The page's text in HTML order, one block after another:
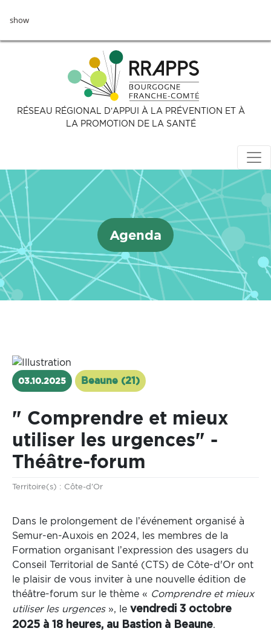
aushow
RÉSEAU RÉGIONAL D’APPUI À LA PRÉVENTION ET À
LA PROMOTION DE LA SANTÉ
Agenda
03.10.2025 Beaune (21)
" Comprendre et mieux
utiliser les urgences" -
Théâtre-forum
Territoire(s) : Territoire
Côte-d'Or
Dans le prolongement de l’événement organisé à
Semur-en-Auxois en 2024, les membres de la
Formation organisant l’expression des usagers du
Conseil Territorial de Santé (CTS) de Côte-d'Or ont
le plaisir de vous inviter à une nouvelle édition de
théâtre-forum sur le thème « Comprendre et mieux
utiliser les urgences», le vendredi 3 octobre
2025 à 18 heures, au Bastion à Beaune.